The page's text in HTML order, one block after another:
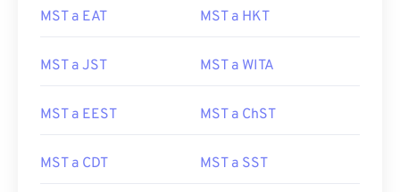
MST a EAT MST a HKT
MST a JST MST a WITA
MST a EEST MST a ChST
MST a CDT MST a SST